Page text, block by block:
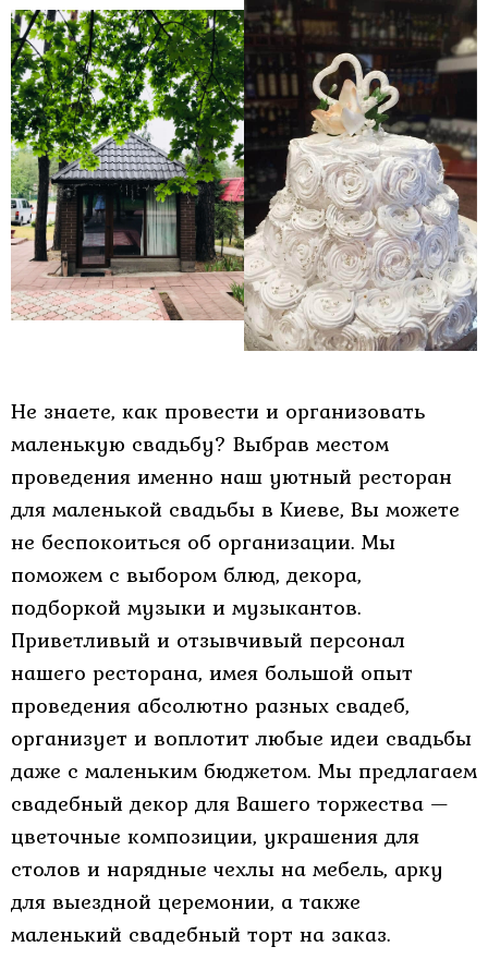
Не знаете, как провести и организовать
маленькую свадьбу? Выбрав местом
проведения именно наш уютный ресторан
для маленькой свадьбы в Киеве, Вы можете
не беспокоиться об организации. Мы
поможем с выбором блюд, декора,
подборкой музыки и музыкантов.
Приветливый и отзывчивый персонал
нашего ресторана, имея большой опыт
проведения абсолютно разных свадеб,
организует и воплотит любые идеи свадьбы
даже с маленьким бюджетом. Мы предлагаем
свадебный декор для Вашего торжества —
цветочные композиции, украшения для
столов и нарядные чехлы на мебель, арку
для выездной церемонии, а также
маленький свадебный торт на заказ.